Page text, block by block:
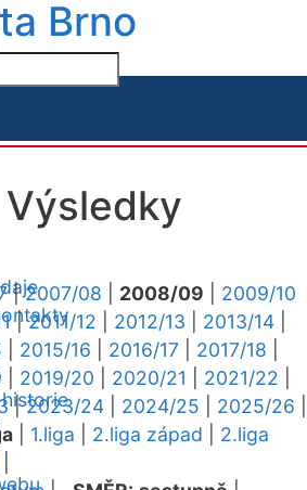
Brno
Výsledky
|2007/08 2008/09
2009/10
|2011/12 2012/13 2013/14
2015/16 2016/17 2017/18
2019/20 2020/21 2021/22
|2023/24 2024/25 2025/26
1.liga 2.liga západ
2.liga